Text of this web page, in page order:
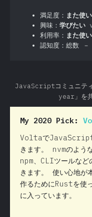
満足度： また使
興味： 学びたい
利用率： また使
認知度：総数 －
JavaScriptコミュニテ
year」を
My 2020 Pick:
VoltaでJavaScript
きます。 nvmのよう
npm、CLIツールなど
きます。 使い心地が
作るためにRustを使
に入っています。